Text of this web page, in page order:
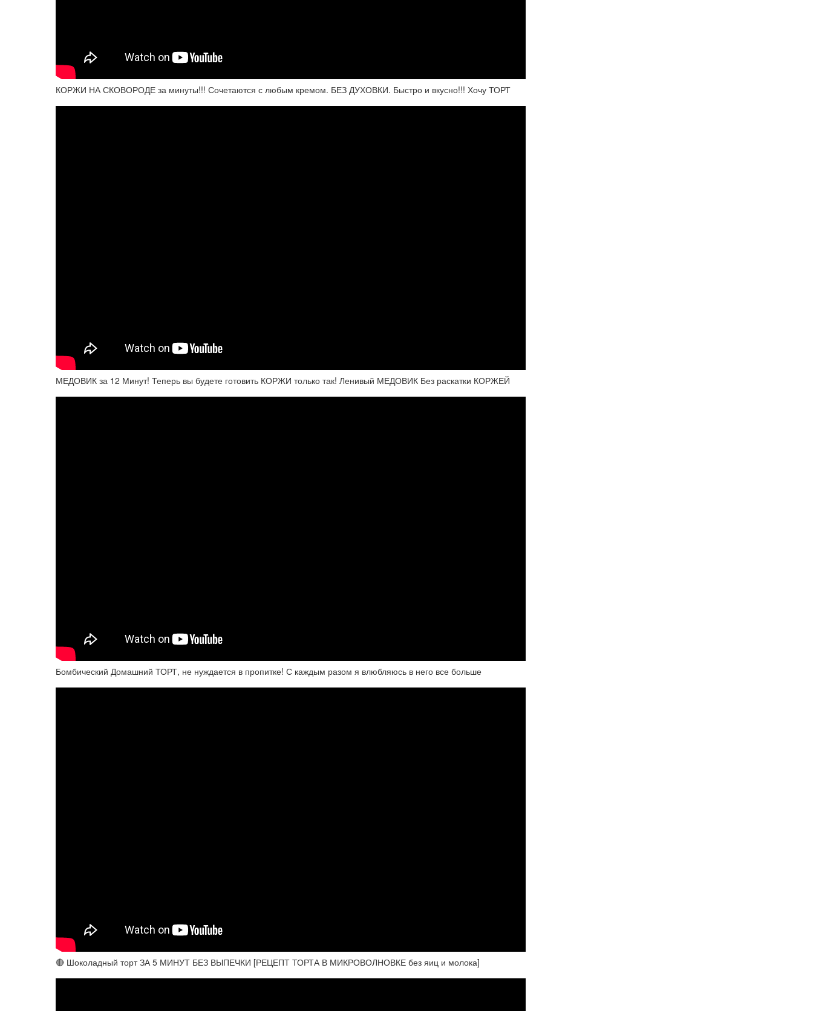
КОРЖИ НА СКОВОРОДЕ за минуты!!! Сочетаются с любым кремом. БЕЗ ДУХОВКИ. Быстро и вкусно!!! Хочу ТОРТ
МЕДОВИК за 12 Минут! Теперь вы будете готовить КОРЖИ только так! Ленивый МЕДОВИК Без раскатки КОРЖЕЙ
Бомбический Домашний ТОРТ, не нуждается в пропитке! С каждым разом я влюбляюсь в него все больше
🔴 Шоколадный торт ЗА 5 МИНУТ БЕЗ ВЫПЕЧКИ [РЕЦЕПТ ТОРТА В МИКРОВОЛНОВКЕ без яиц и молока]